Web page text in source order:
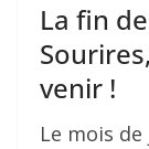
La fin
venir !
Le mois de